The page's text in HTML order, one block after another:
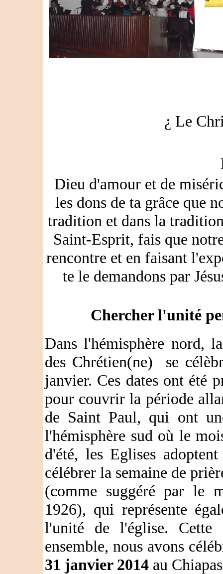
¿ Le
Dieu d'amour et de
les dons de ta grâce que
tradition et dans la
Saint-Esprit, fais que
rencontre et en faisant
te le demandons par
Chercher l'unité
Dans l'hémisphère nord,
des Chrétien(ne) se
janvier. Ces dates ont été
pour couvrir la période
de Saint Paul, qui ont
l'hémisphère sud où le
d'été, les Eglises
célébrer la semaine de
(comme suggéré par le
1926), qui représente
l'unité de l'église. Cette
ensemble, nous avons
31 janvier 2014 au